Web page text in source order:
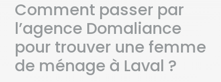
Levare
St Aubin Fosse Louvain
Voir plus de villes
Comment passer par
l’agence Domaliance
pour trouver une femme
de ménage à Laval ?